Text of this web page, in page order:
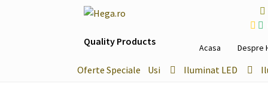
Sari
navigare
Sari
conținut
Quality Products
Acasa Despre
Oferte Speciale Usi Iluminat LED